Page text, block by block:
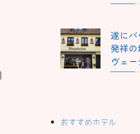
遂にバ
発祥の
ヴェ
おすすめホテル